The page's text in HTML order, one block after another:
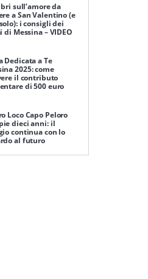
sull’amore da
a San Valentino (e
i consigli dei
di Messina – VIDEO
Dedicata a Te
2025: come
il contributo
di 500 euro
Loco Capo Peloro
dieci anni: il
continua con lo
al futuro